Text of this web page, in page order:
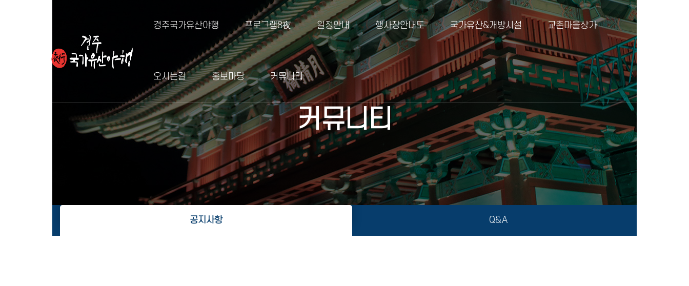
경주국가유산야행 프로그램8夜 일정안내 행사장안내도 국가유산&개방시설 교촌마을상가
오시는길 홍보마당 커뮤니티
커뮤니티
공지사항 Q&A